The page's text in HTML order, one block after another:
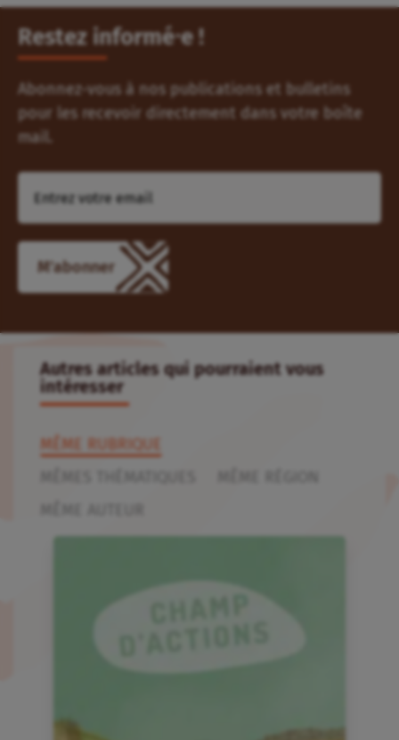
Restez informé⸱e !
Abonnez-vous à nos publications et bulletins
pour les recevoir directement dans votre boîte
mail.
M'abonner
Autres articles qui pourraient vous
intéresser
MÊME RUBRIQUE